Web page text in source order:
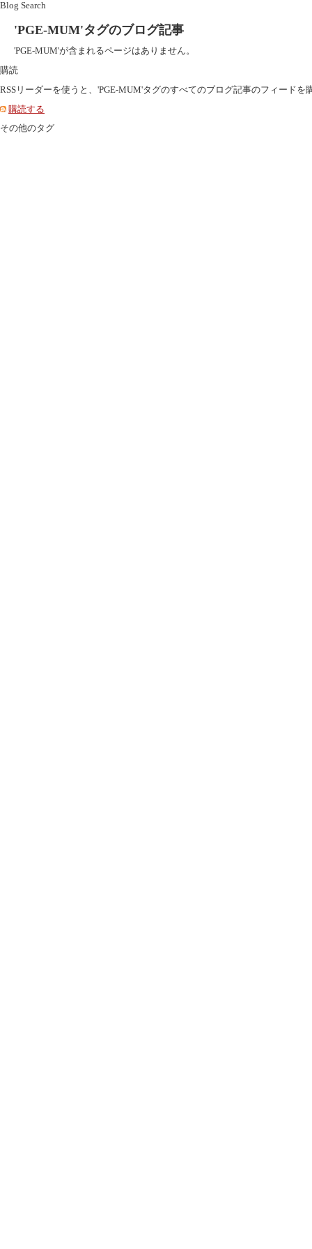
Blog Search
'PGE-MUM'タグのブログ記事
'PGE-MUM'が含まれるページはありません。
購読
RSSリーダーを使うと、'PGE-MUM'タグのすべてのブログ記事のフィードを
購読する
その他のタグ